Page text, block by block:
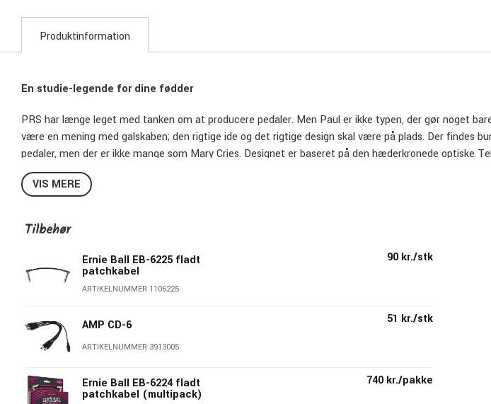
Produktinformation
En studie-legende for dine fødder
PRS har længe leget med tanken om at producere pedaler. Men Paul er ikke typen, der gør noget
være en mening med galskaben; den rigtige ide og det rigtige design skal være på plads. Der findes
pedaler, men der er ikke mange som Mary Cries. Designet er baseret på den hæderkronede optiske
fast plads i racket i stort set alle musikstudier. Det er en form for "secret sauce", som teknikere
siden den første model kom til i starten af 1960'erne
den nærmest ikke, man mærker bare hvordan lyden bliver mere nærværende og egal. Den er samtidig
da der sådan set kun er én knap - Set it and forget it. Nu kan alle guitarister på en enkel måde
kompressor i deres pedal-board og få adgang til magien.
VIS MERE
Tilbehør
Ernie Ball EB-6225 fladt
patchkabel
ARTIKELNUMMER 1106225
90 kr./stk
AMP CD-6
ARTIKELNUMMER 3913005
51 kr./stk
Ernie Ball EB-6224 fladt
patchkabel (multipack)
740 kr./pakke